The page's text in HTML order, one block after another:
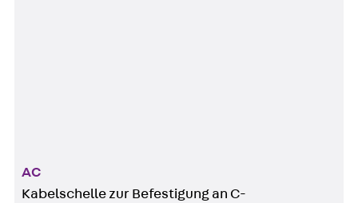
AC
Kabelschelle zur Befestigung an C-